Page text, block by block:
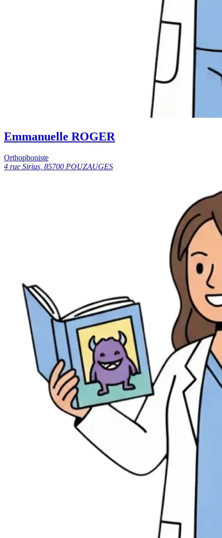
Emmanuelle ROGER
Orthophoniste
4 rue Sirius, 85700 POUZAUGES